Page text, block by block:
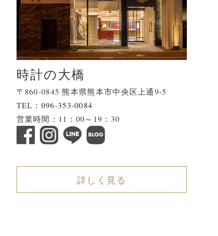
時計の大橋
〒860-0845 熊本県熊本市中央区上通9-5
TEL： 096-353-0084
営業時間：11：00～19：30
詳しく見る